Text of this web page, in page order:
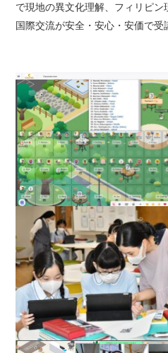
で現地の異文化理解、フィリピ
国際交流が安全・安心・安価で受